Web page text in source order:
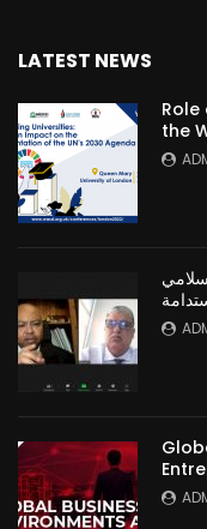
LATEST NEWS
Role
the